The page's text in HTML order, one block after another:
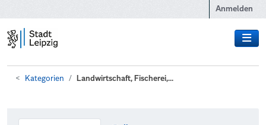
Anmelden
Kategorien Landwirtschaft, Fischerei,...